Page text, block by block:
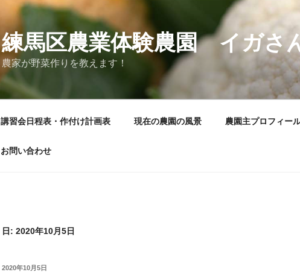
練馬区農業体験農園 イガさ
農家が野菜作りを教えます！
講習会日程表・作付け計画表 現在の農園の風景 農園主プロフィー
お問い合わせ
日: 2020年10月5日
投
2020年10月5日